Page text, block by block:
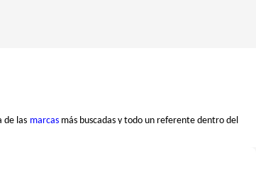
de las marcas más buscadas y todo un referente dentro del